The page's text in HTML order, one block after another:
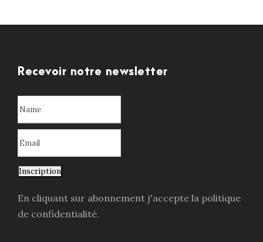
Recevoir notre newsletter
Inscription
En cliquant sur abonnement j'accepte la politique
de confidentialité.